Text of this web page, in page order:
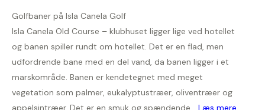
Golfbaner på Isla Canela Golf
Isla Canela Old Course – klubhuset ligger lige ved hotellet
og banen spiller rundt om hotellet. Det er en flad, men
udfordrende bane med en del vand, da banen ligger i et
marskområde. Banen er kendetegnet med meget
vegetation som palmer, eukalyptustræer, oliventræer og
appelsintræer. Det er en smuk og spændende... Læs mere